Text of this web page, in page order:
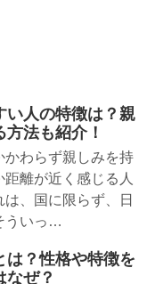
い人の特徴は？親
法も紹介！
かわらず親しみを持
離が近く感じる人
、国に限らず、日
ういっ…
は？性格や特徴を
なぜ？